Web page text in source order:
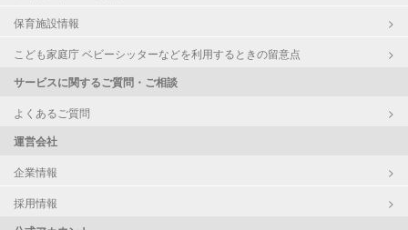
保育施設情報
こども家庭庁 ベビーシッターなどを利用するときの留意点
サービスに関するご質問・ご相談
よくあるご質問
運営会社
企業情報
採用情報